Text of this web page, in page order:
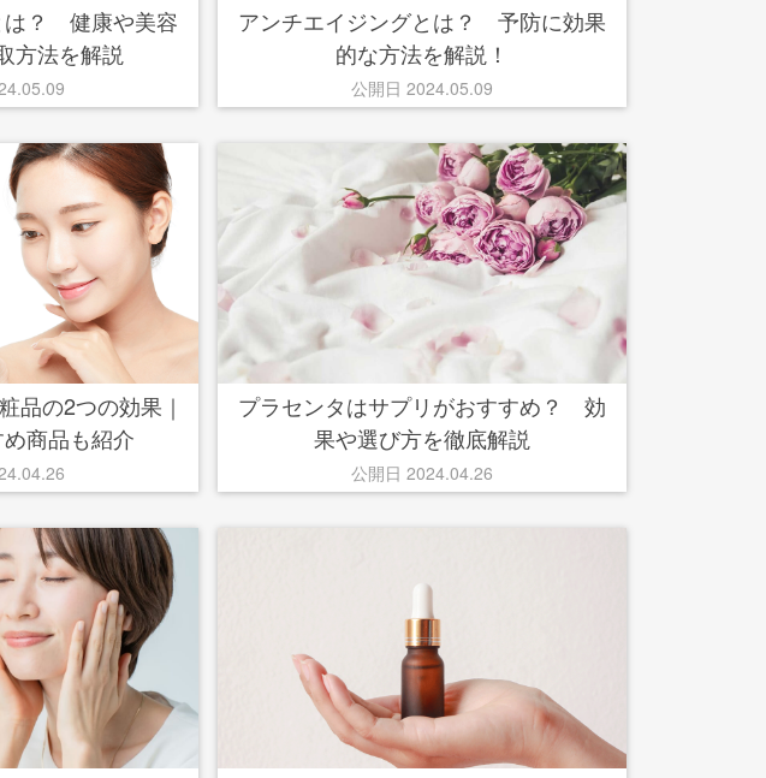
は？ 健康や美容
方法を解説
アンチエイジングとは？ 予防に効果
的な方法を解説！
公開日 2024.05.09
品の2つの効果｜
商品も紹介
プラセンタはサプリがおすすめ？ 効
果や選び方を徹底解説
公開日 2024.04.26